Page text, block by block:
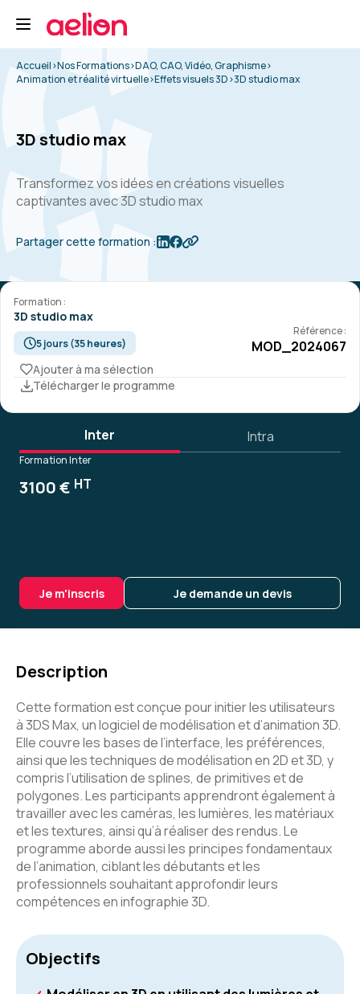
Accueil>Nos Formations>DAO, CAO, Vidéo, Graphisme>
Animation et réalité virtuelle>Effets visuels 3D>3D studio max
3D studio max
Transformez vos idées en créations visuelles
captivantes avec 3D studio max
Partager cette formation :
Formation :
3D studio max
5 jours (35 heures)
Référence :
MOD_2024067
Ajouter à ma sélection
Télécharger le programme
Inter Intra
Formation Inter
3100 € HT
Je m'inscris Je demande un devis
Description
Cette formation est conçue pour initier les utilisateurs
à 3DS Max, un logiciel de modélisation et d’animation 3D.
Elle couvre les bases de l’interface, les préférences,
ainsi que les techniques de modélisation en 2D et 3D, y
compris l’utilisation de splines, de primitives et de
polygones. Les participants apprendront également à
travailler avec les caméras, les lumières, les matériaux
et les textures, ainsi qu’à réaliser des rendus. Le
programme aborde aussi les principes fondamentaux
de l’animation, ciblant les débutants et les
professionnels souhaitant approfondir leurs
compétences en infographie 3D.
Objectifs